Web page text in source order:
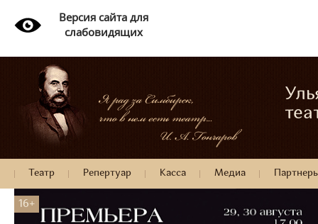
Версия сайта для
слабовидящих
Театр Репертуар Касса Медиа
16+